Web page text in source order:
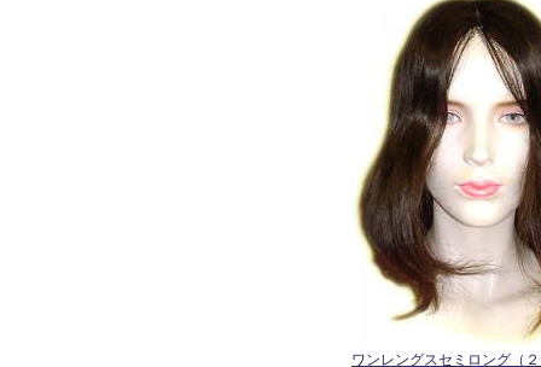
ワンレングスセミロング（